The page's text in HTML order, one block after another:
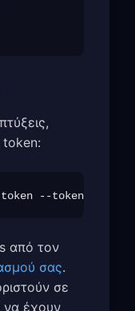
token:
από τον
σας.
σε
να έχουν